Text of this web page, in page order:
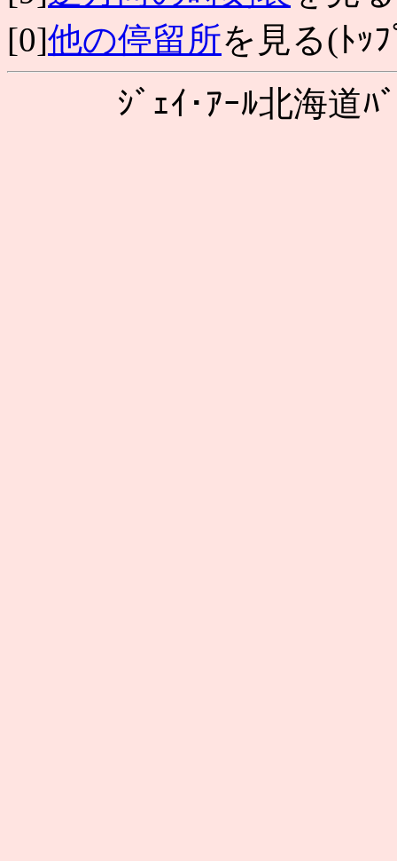
[0]他の停留所を見る(ﾄｯ
ｼﾞｪｲ･ｱｰﾙ北海道